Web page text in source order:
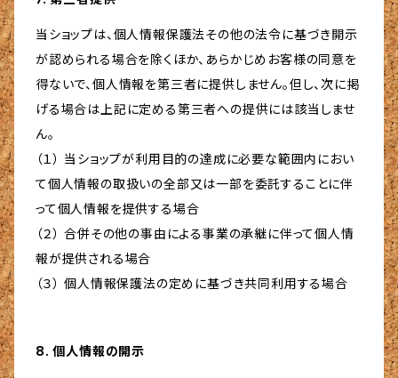
当ショップは、個人情報保護法その他の法令に基づき開示
が認められる場合を除くほか、あらかじめお客様の同意を
得ないで、個人情報を第三者に提供しません。但し、次に掲
げる場合は上記に定める第三者への提供には該当しませ
ん。
（１） 当ショップが利用目的の達成に必要な範囲内におい
て個人情報の取扱いの全部又は一部を委託することに伴
って個人情報を提供する場合
（２） 合併その他の事由による事業の承継に伴って個人情
報が提供される場合
（３） 個人情報保護法の定めに基づき共同利用する場合
8. 個人情報の開示